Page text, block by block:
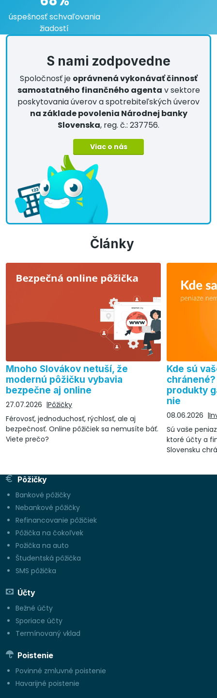
úspešnosť schvaľovania
žiadostí
S nami zodpovedne
Spoločnosť je oprávnená vykonávať činnosť
samostatného finančného agenta v sektore
poskytovania úverov a spotrebiteľských úverov
na základe povolenia Národnej banky
Slovenska, reg. č.: 237756.
Viac o nás
Články
Mnoho Slovákov netuší, že
modernú pôžičku vybavia
bezpečne aj online
27.07.2026
Pôžičky
Férovosť, jednoduchosť, rýchlosť, ale aj
bezpečnosť. Online pôžičiek sa nemusíte báť.
Viete prečo?
Kde sú
produkty
nie
08.06.2026
Sú vaše
ktoré účty a
Slovensku
Pôžičky
Bankové pôžičky
Nebankové pôžičky
Refinancovanie pôžičiek
Pôžička na čokoľvek
Požička na auto
Študentská pôžička
SMS pôžička
Účty
Bežné účty
Sporiace účty
Termínovaný vklad
Poistenie
Povinné zmluvné poistenie
Havarijné poistenie